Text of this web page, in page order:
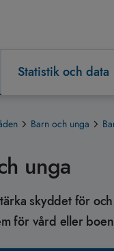
Statistik och data
Barn och unga
unga
skyddet för
för vård eller